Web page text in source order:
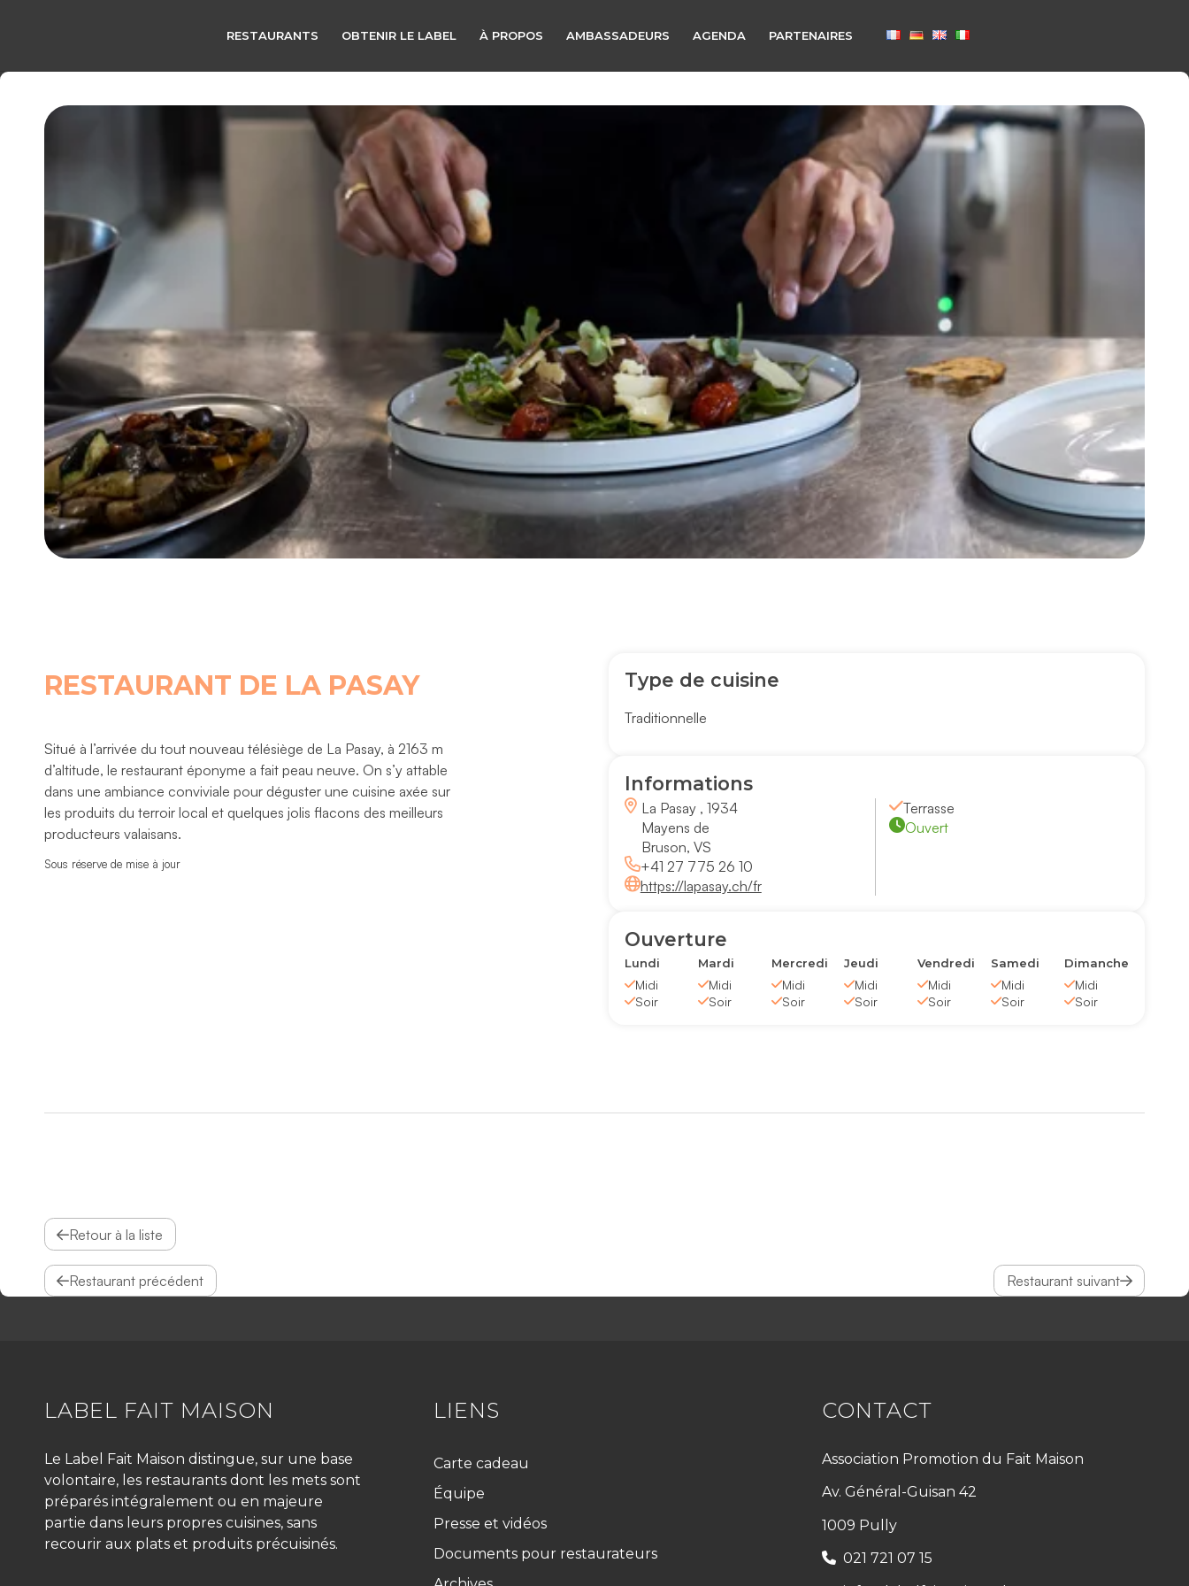
RESTAURANTS OBTENIR LE LABEL À PROPOS AMBASSADEURS AGENDA PARTENAIRES
RESTAURANT DE LA PASAY
Situé à l’arrivée du tout nouveau télésiège de La Pasay, à 2163 m
d’altitude, le restaurant éponyme a fait peau neuve. On s’y attable
dans une ambiance conviviale pour déguster une cuisine axée sur
les produits du terroir local et quelques jolis flacons des meilleurs
producteurs valaisans.
Sous réserve de mise à jour
Type de cuisine
Traditionnelle
Informations
La Pasay , 1934
Mayens de
Bruson, VS
+41 27 775 26 10
https://lapasay.ch/fr
Terrasse
Ouvert
Ouverture
Lundi
Midi
Soir
Mardi
Midi
Soir
Mercredi
Midi
Soir
Jeudi
Midi
Soir
Vendredi
Midi
Soir
Samedi
Midi
Soir
Dimanche
Midi
Soir
Retour à la liste
Restaurant précédent Restaurant suivant
LABEL FAIT MAISON
Le Label Fait Maison distingue, sur une base
volontaire, les restaurants dont les mets sont
préparés intégralement ou en majeure
partie dans leurs propres cuisines, sans
recourir aux plats et produits précuisinés.
LIENS
Carte cadeau
Équipe
Presse et vidéos
Documents pour restaurateurs
CONTACT
Association Promotion du Fait Maison
Av. Général-Guisan 42
1009 Pully
021 721 07 15